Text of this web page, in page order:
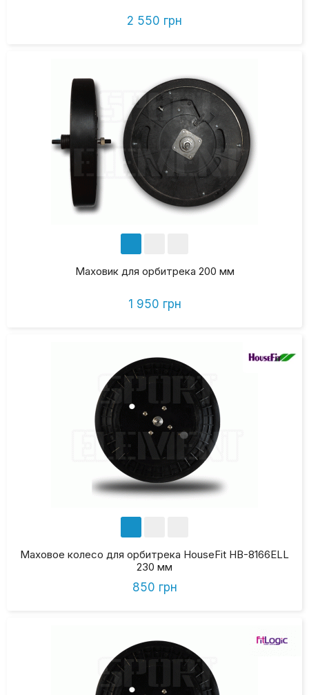
2 550 грн
Маховик для орбитрека 200 мм
1 950 грн
Маховое колесо для орбитрека HouseFit HB-8166ELL
230 мм
850 грн